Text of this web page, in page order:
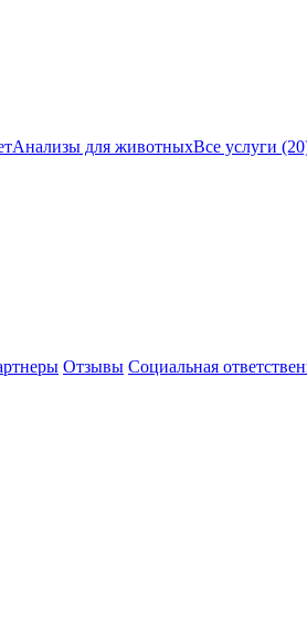
Анализы для животныхВсе услуги
Отзывы Социальная